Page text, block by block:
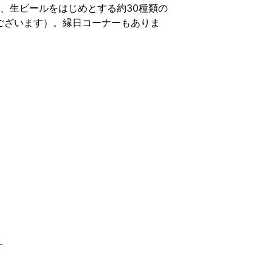
生ビールをはじめとする約30種類の
います）。縁日コーナーもありま